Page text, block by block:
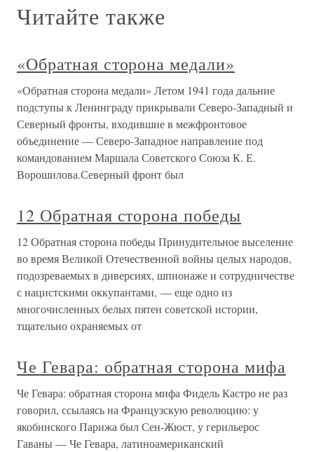
Читайте также
«Обратная сторона медали»
«Обратная сторона медали» Летом 1941 года дальние
подступы к Ленинграду прикрывали Северо-Западный и
Северный фронты, входившие в межфронтовое
объединение — Северо-Западное направление под
командованием Маршала Советского Союза К. Е.
Ворошилова.Северный фронт был
12 Обратная сторона победы
12 Обратная сторона победы Принудительное выселение
во время Великой Отечественной войны целых народов,
подозреваемых в диверсиях, шпионаже и сотрудничестве
с нацистскими оккупантами, — еще одно из
многочисленных белых пятен советской истории,
тщательно охраняемых от
Че Гевара: обратная сторона мифа
Че Гевара: обратная сторона мифа Фидель Кастро не раз
говорил, ссылаясь на Французскую революцию: у
якобинского Парижа был Сен-Жюст, у герильерос
Гаваны — Че Гевара, латиноамериканский